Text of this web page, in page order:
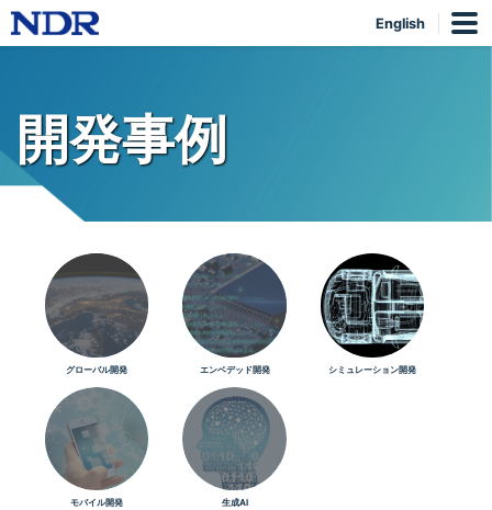
English
開発事例
グローバル開発 エンベデッド開発 シミュレーション開発
モバイル開発 生成AI